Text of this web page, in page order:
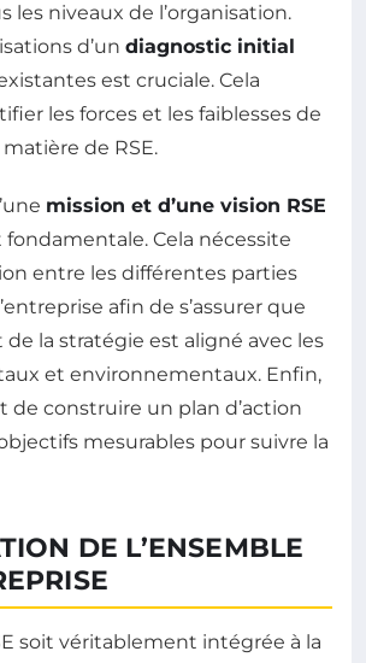
les niveaux de l’organisation.
d’un diagnostic initial
est cruciale. Cela
les forces et les faiblesses de
matière de RSE.
mission et d’une vision RSE
Cela nécessite
entre les différentes parties
afin de s’assurer que
la stratégie est aligné avec les
et environnementaux. Enfin,
de construire un plan d’action
mesurables pour suivre la
DE L’ENSEMBLE
soit véritablement intégrée à la